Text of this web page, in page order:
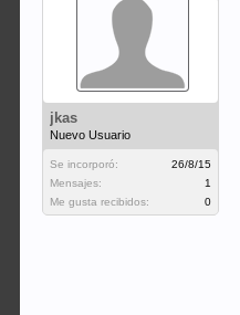
jkas
Nuevo Usuario
Se incorporó:
26/8/15
Mensajes:
1
Me gusta recibidos:
0